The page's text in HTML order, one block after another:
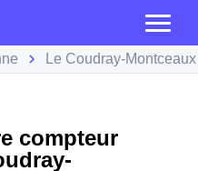
Le Coudray-Montceaux